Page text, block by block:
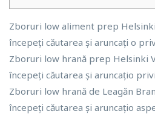
Zboruri low aliment prep
începeți căutarea și aruncați o
Zboruri low hrană prep Helsinki
începeți căutarea și aruncațio
Zboruri low hrană de Leagăn
începeți căutarea și aruncațio